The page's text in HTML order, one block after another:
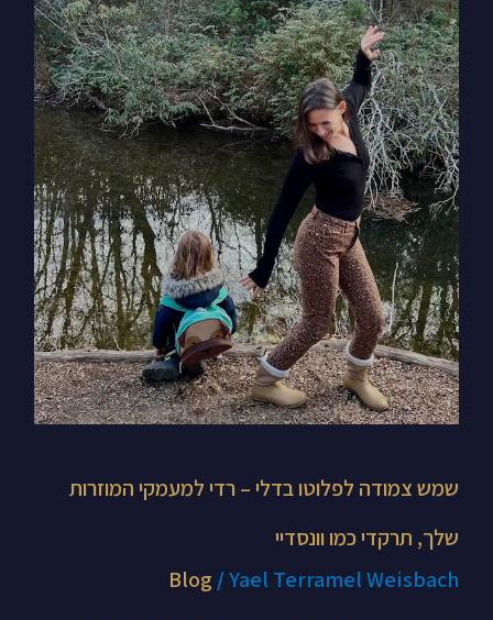
שמש צמודה לפלוטו בדלי – רדי למעמקי המוזרות
שלך, תרקדי כמו וונסדיי
Blog /Yael Terramel Weisbach
שמש
צמודה
לפלוטו
בדלי
–
רדי
למעמקי
המוזרות
שלך,
תרקדי
כמו
וונסדיי